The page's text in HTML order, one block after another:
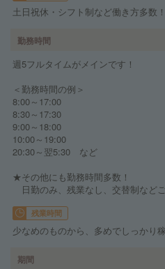
土日祝休・シフト制など働き方多数！
勤務時間
週5フルタイムがメインです！
＜勤務時間の例＞
8:00～17:00
8:30～17:30
9:00～18:00
10:00～19:00
20:30～翌5:30 など
★その他にも勤務時間多数！
日勤のみ、残業なし、交替制など
残業時間
少なめのものから、多めでしっかり
期間